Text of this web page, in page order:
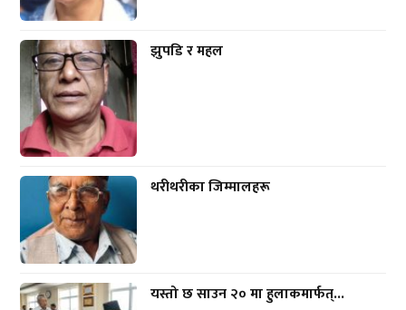
झुपडि र महल
थरीथरीका जिम्मालहरू
यस्तो छ साउन २० मा हुलाकमार्फत्...